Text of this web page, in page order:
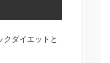
クダイエットと